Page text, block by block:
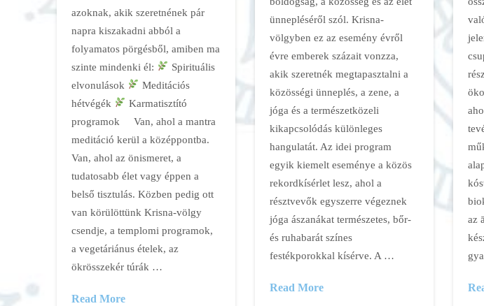
azoknak, akik szeretnének pár
napra kiszakadni abból a
folyamatos pörgésből, amiben ma
szinte mindenki él:
Spirituális
elvonulások
Meditációs
hétvégék
Karmatisztító
programok Van, ahol a mantra
meditáció kerül a középpontba.
Van, ahol az önismeret, a
tudatosabb élet vagy éppen a
belső tisztulás. Közben pedig ott
van körülöttünk Krisna-völgy
csendje, a templomi programok,
a vegetáriánus ételek, az
ökrösszekér túrák …
Read More
ünnepléséről szól. Krisna-
völgyben ez az esemény évről
évre emberek százait vonzza,
akik szeretnék megtapasztalni a
közösségi ünneplés, a zene, a
jóga és a természetközeli
kikapcsolódás különleges
hangulatát. Az idei program
egyik kiemelt eseménye a közös
rekordkísérlet lesz, ahol a
résztvevők egyszerre végeznek
jóga ászanákat természetes, bőr-
és ruhabarát színes
festékporokkal kísérve. A …
Read More
az